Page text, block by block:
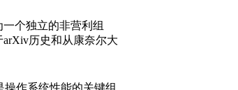
个独立的非营利组
历史和从康奈尔大